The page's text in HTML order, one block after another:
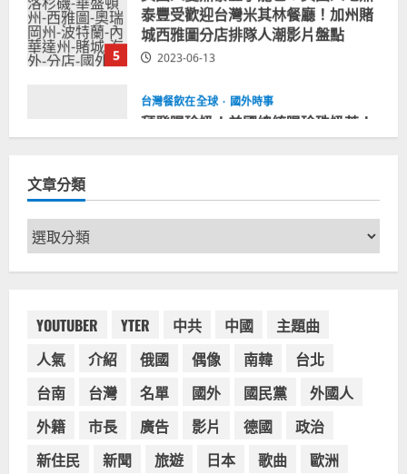
台灣餐飲在全球 國外時事
拜登喝珍奶！美國總統喝珍珠奶茶！
2024-02-06
2024-01-27
方影片！日出茶太CHATIME澳洲限定
2023-08-03
4
波蘭人愛喝珍奶！珍珠奶茶店在波蘭
受歡迎，波霸奶茶門市顧客大排長
龍，網紅宣傳華沙珍奶店人潮多
2023-07-15
文章分類
文
章
分
YOUTUBER YTER 中共 中國
主題曲
人氣
介紹 俄國 偶像 南韓
台北
台南
台灣 名單 國外 國民黨
外國人
外籍
市長 廣告 影片 德國
政治
新住民
新聞 旅遊 日本 歌曲
歐洲